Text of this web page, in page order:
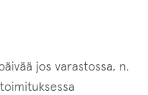
jos varastossa, n.